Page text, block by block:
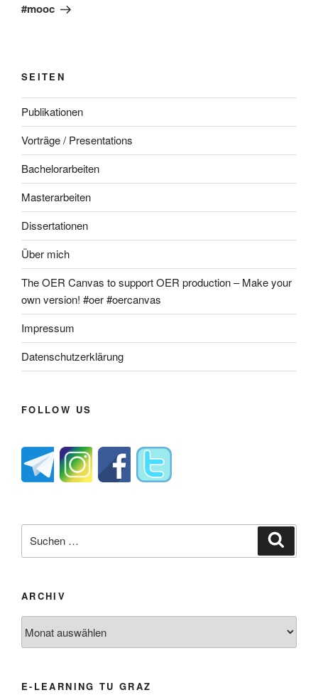
#mooc
SEITEN
Publikationen
Vorträge / Presentations
Bachelorarbeiten
Masterarbeiten
Dissertationen
Über mich
The OER Canvas to support OER production – Make your
own version! #oer #oercanvas
Impressum
Datenschutzerklärung
FOLLOW US
nach:
ARCHIV
E-LEARNING TU GRAZ